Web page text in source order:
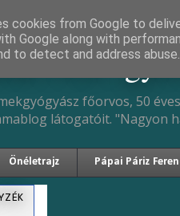
Ph.D.
főorvos, 50
látogatóit. "Nagyon
Önéletrajz Pápai Páriz
cookies from Google to
Google along with
to detect and address abuse.